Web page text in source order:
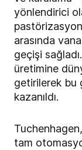
yönlendirici
arasında
geçişi
üretimine
getirilerek bu
kazanıldı.
tam